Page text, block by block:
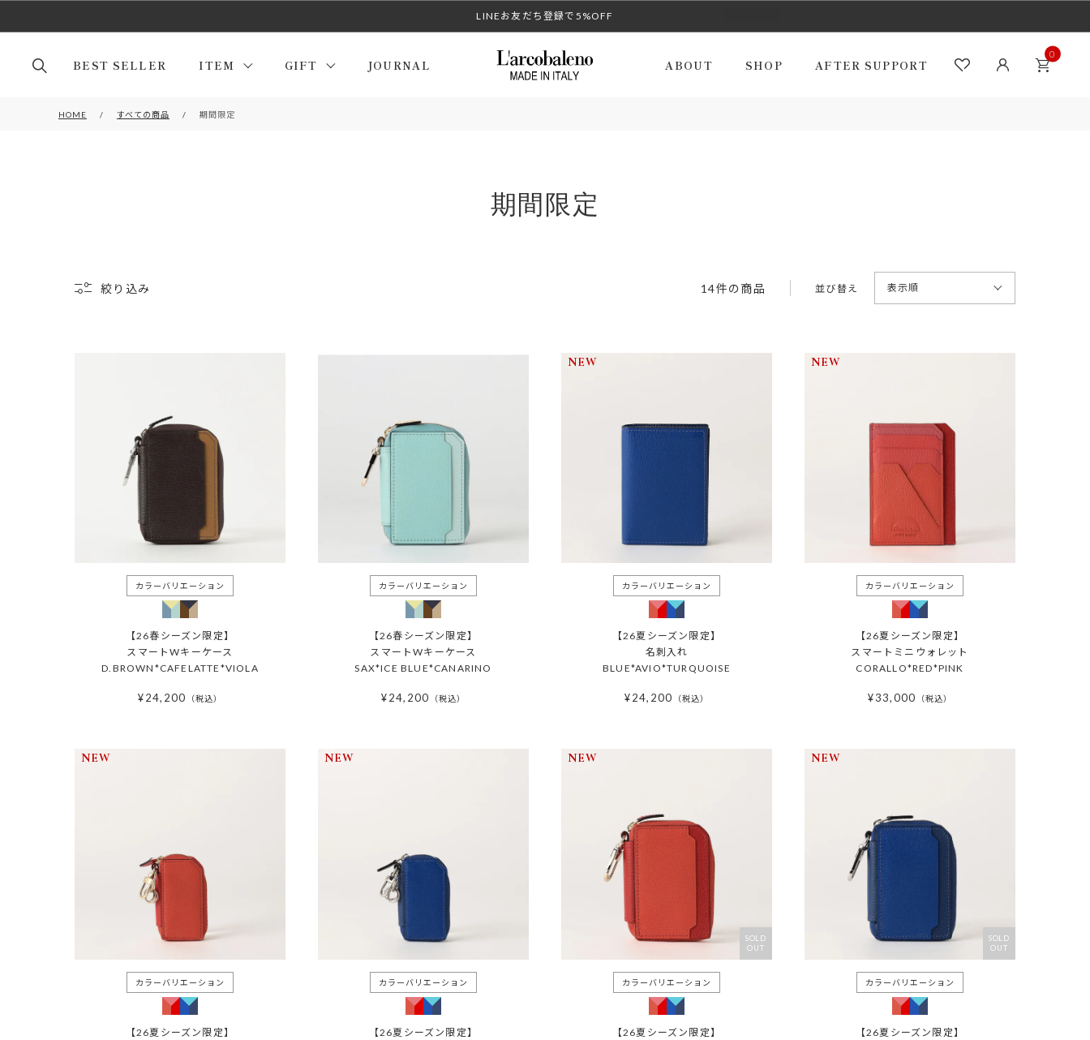
LINEお友だち登録で5%OFF
BEST SELLER ITEM GIFT JOURNAL ABOUT SHOP AFTER SUPPORT
0
HOME すべての商品 期間限定
期間限定
絞り込み 14
【26春シーズン限定】
スマートWキーケース
D.BROWN*CAFELATTE*VIOLA
¥24,200 税込
【26春シーズン限定】
スマートWキーケース
SAX*ICE BLUE*CANARINO
¥24,200 税込
【26夏シーズン限定】
名刺入れ
BLUE*AVIO*TURQUOISE
NEW
¥24,200 税込
【26夏シーズン限定】
スマートミニウォレット
CORALLO*RED*PINK
NEW
¥33,000 税込
【26夏シーズン限定】
NEW
【26夏シーズン限定】
NEW
SOLD
OUT
【26夏シーズン限定】
NEW
SOLD
OUT
【26夏シーズン限定】
NEW